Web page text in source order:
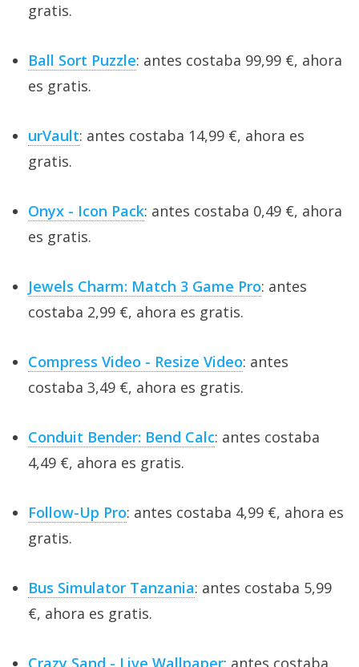
gratis.
Ball Sort Puzzle: antes costaba 99,99 €, ahora
es gratis.
urVault: antes costaba 14,99 €, ahora es
gratis.
Onyx - Icon Pack: antes costaba 0,49 €, ahora
es gratis.
Jewels Charm: Match 3 Game Pro: antes
costaba 2,99 €, ahora es gratis.
Compress Video - Resize Video: antes
costaba 3,49 €, ahora es gratis.
Conduit Bender: Bend Calc: antes costaba
4,49 €, ahora es gratis.
Follow-Up Pro: antes costaba 4,99 €, ahora es
gratis.
Bus Simulator Tanzania: antes costaba 5,99
€, ahora es gratis.